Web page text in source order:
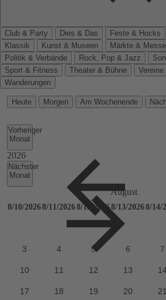
Club & Party Dies & Das Feste & Hocks
Klassik
Kunst & Museen Märkte &
Politik & Verbände
Rock, Pop & Jazz
Sport & Fitness
Theater & Bühne Vereine
Wanderungen
Heute Morgen Am Wochenende
Vorheriger
Monat
Nächster
Monat